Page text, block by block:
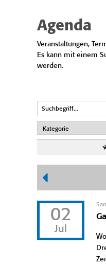
Agenda
Veranstaltungen,
Es kann mit einem
werden.
02
Jul